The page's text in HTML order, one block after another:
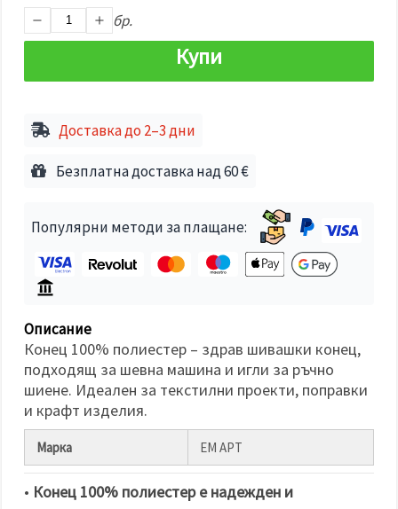
вид
"бисквитки"
и кликнеш
всички
Настройки
на
бр.
Купи
Доставка до 2–3 дни
Безплатна доставка над 60 €
Популярни методи за плащане:
Описание
Конец 100% полиестер – здрав шивашки конец,
подходящ за шевна машина и игли за ръчно
шиене. Идеален за текстилни проекти, поправки
и крафт изделия.
Марка ЕМ АРТ
• Конец 100% полиестер е надежден и